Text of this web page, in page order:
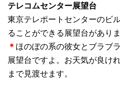
テレコムセンター展望台
東京テレポートセンターのビ
ることができる展望台がありま
＊ ほのぼの系の彼女とブラブ
展望台ですよ。お天気が良け
まで見渡せます。